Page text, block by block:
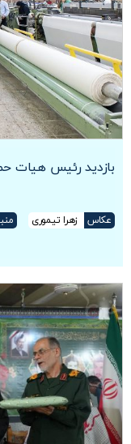
بازدید رئیس هیات
عکاس زهرا تیموری